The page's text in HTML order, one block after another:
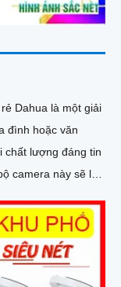
Dahua là một giải
đình hoặc văn
camera này sẽ là